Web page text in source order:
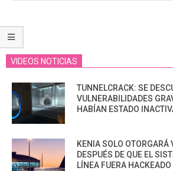
VIDEOS NOTICIAS
TUNNELCRACK: SE
VULNERABILIDADES
HABÍAN ESTADO
KENIA SOLO OTORGARÁ
DESPUÉS DE QUE EL
LÍNEA FUERA HACKEADO